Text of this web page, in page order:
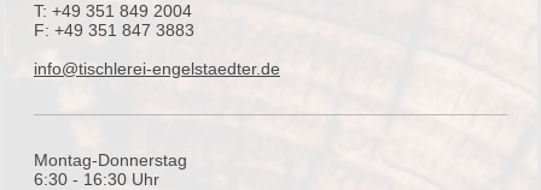
T: +49 351 849 2004
F: +49 351 847 3883
info@tischlerei-engelstaedter.de
Montag-Donnerstag
6:30 - 16:30 Uhr